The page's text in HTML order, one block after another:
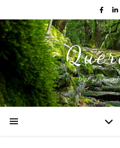
Wat gezien wil